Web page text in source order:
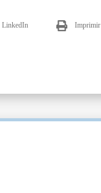
LinkedIn Imprimir